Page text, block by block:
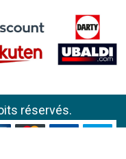
réservés.